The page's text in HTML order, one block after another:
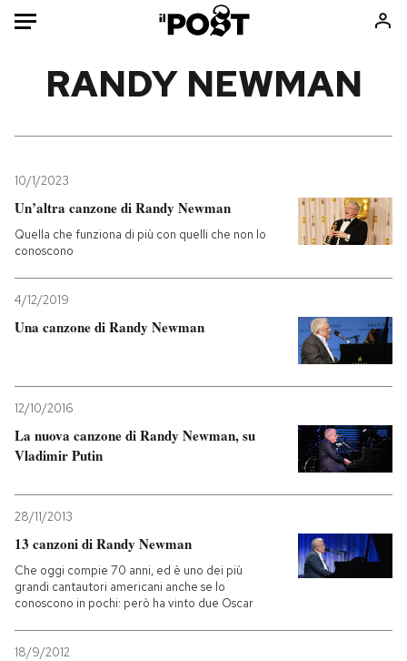
Mondo
Politica
Tecnologia
Internet
Scienza
Economia
Consumismi
Storie/Idee
Media
Mondiali calcio 2026
PODCAST
I MIEI PREFERITI
RANDY NEWMAN
10/1/2023
Un’altra canzone di Randy Newman
Quella che funziona di più con quelli che non lo
conoscono
4/12/2019
Una canzone di Randy Newman
12/10/2016
La nuova canzone di Randy Newman, su
Vladimir Putin
28/11/2013
13 canzoni di Randy Newman
Che oggi compie 70 anni, ed è uno dei più
grandi cantautori americani anche se lo
conoscono in pochi: però ha vinto due Oscar
18/9/2012